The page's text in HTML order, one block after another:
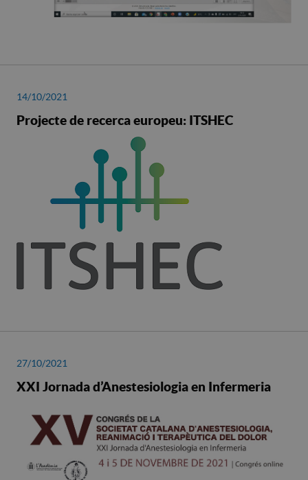
14/10/2021
Projecte de recerca europeu: ITSHEC
27/10/2021
XXI Jornada d’Anestesiologia en Infermeria